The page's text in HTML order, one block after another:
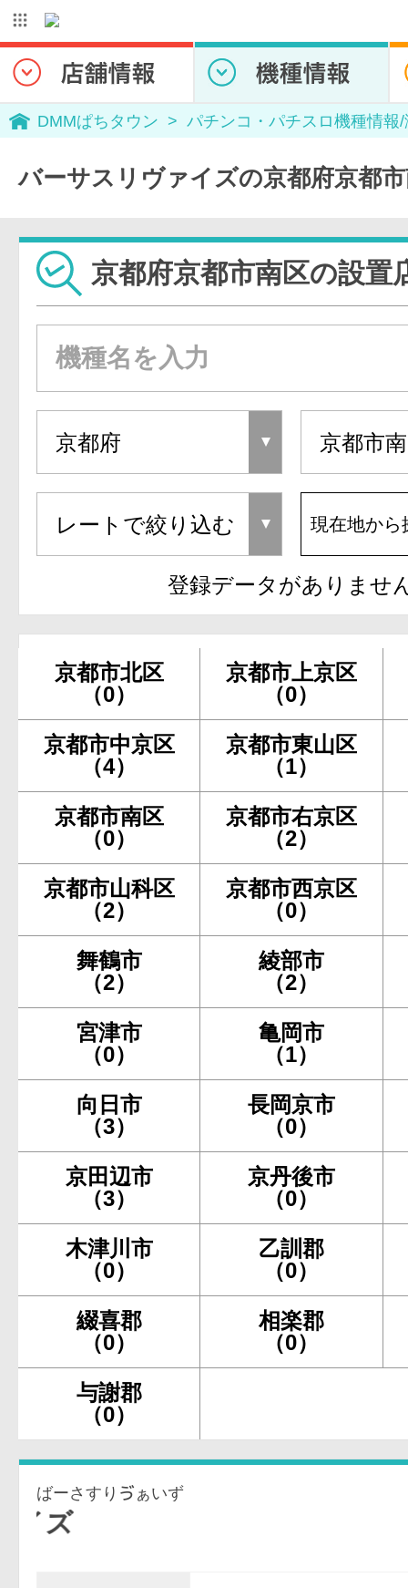
DMMぱちタウン パチンコ・パチスロ機種情報
バーサスリヴァイズの京都府京都
京都府京都市南区の設置
現在地から
登録データがありませ
京都市北区
（0）
京都市上京区
（0）
京都市中京区
（4）
京都市東山区
（1）
京都市南区
（0）
京都市右京区
（2）
京都市山科区
（2）
京都市西京区
（0）
舞鶴市
（2）
綾部市
（2）
宮津市
（0）
亀岡市
（1）
向日市
（3）
長岡京市
（0）
京田辺市
（3）
京丹後市
（0）
木津川市
（0）
乙訓郡
（0）
綴喜郡
（0）
相楽郡
（0）
与謝郡
（0）
ばーさすりゔぁいず